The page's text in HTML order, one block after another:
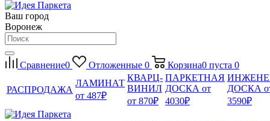
Ваш город
Воронеж
Сравнение0 Отложенные 0 Корзина0 пуста 0
РАСПРОДАЖА
ЛАМИНАТ
от 487₽
КВАРЦ-
ВИНИЛ
от 870₽
ПАРКЕТНАЯ
ДОСКА от
4030₽
ДОСКА
3590₽